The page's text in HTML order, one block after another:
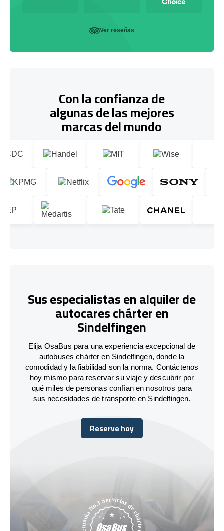
Ver reseñas
Con la confianza de
algunas de las mejores
marcas del mundo
Sus especialistas en alquiler de
autocares chárter en
Sindelfingen
Elija OsaBus para una experiencia excepcional de
autobuses chárter en Sindelfingen, donde la
comodidad y la fiabilidad son la norma. Contáctenos
hoy mismo para reservar su viaje y descubrir por
qué miles de personas confían en nosotros para
sus necesidades de transporte en Sindelfingen.
Reserve hoy
Reserve hoy